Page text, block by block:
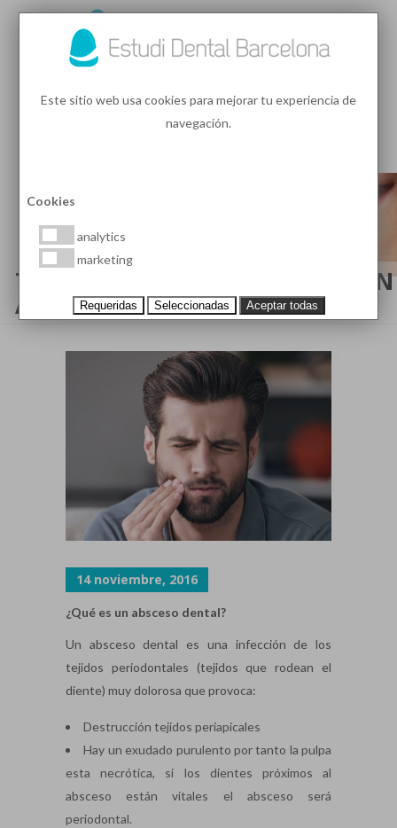
TRATAMIENTO DEL DIENTE CON
ABSCESO
14 noviembre, 2016
¿Qué es un absceso dental?
Un absceso dental es una infección de los
tejidos periodontales (tejidos que rodean el
diente) muy dolorosa que provoca:
Destrucción tejidos periapicales
Hay un exudado purulento por tanto la pulpa
esta necrótica, si los dientes próximos al
absceso están vitales el absceso será
periodontal.
Este sitio web usa cookies para mejorar tu experiencia de
navegación.
Cookies
analytics
marketing
Requeridas Seleccionadas Aceptar todas